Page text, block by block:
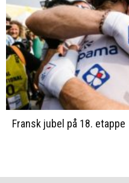
Fransk jubel på 18. etappe